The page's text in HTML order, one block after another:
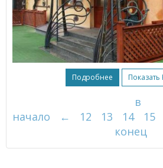
Подробнее Показать
в
начало
← 12 13 14 15
конец